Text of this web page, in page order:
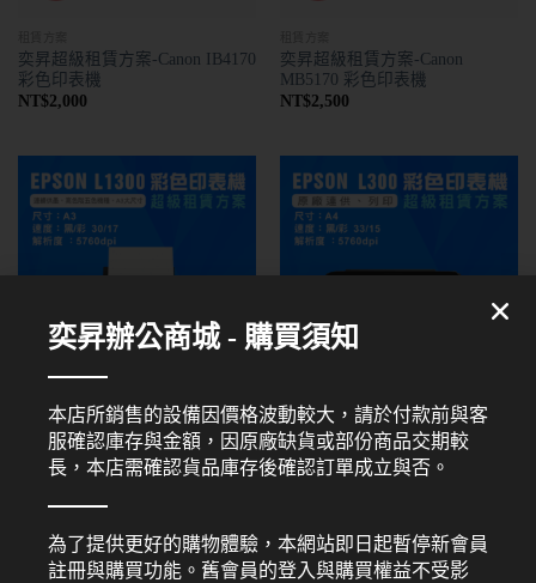
奕昇超級租賃方案-Canon IB4170
彩色印表機
NT$2,000
奕昇超級租賃方案-Canon
MB5170 彩色印表機
NT$2,500
租賃方案
奕昇超級租賃方案-EPSON
L1300 彩色印表機
2,500
租賃方案
奕昇超級租賃方案-EPSON L300
彩色印表機
NT$1,500
奕昇辦公商城 - 購買須知
本店所銷售的設備因價格波動較大，請於付款前與客
服確認庫存與金額，因原廠缺貨或部份商品交期較
長，本店需確認貨品庫存後確認訂單成立與否。
為了提供更好的購物體驗，本網站即日起暫停新會員
註冊與購買功能。舊會員的登入與購買權益不受影